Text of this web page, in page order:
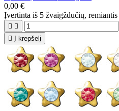
0,00 €
Įvertinta iš 5 žvaigždučių, remiantis
 

Į krepšelį